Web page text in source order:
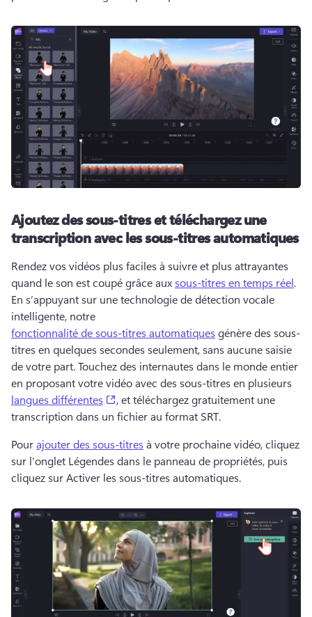
Ajoutez des sous-titres et téléchargez une
transcription avec les sous-titres automatiques
Rendez vos vidéos plus faciles à suivre et plus attrayantes
quand le son est coupé grâce aux sous-titres en temps réel
En s’appuyant sur une technologie de détection vocale
intelligente, notre
fonctionnalité de sous-titres automatiques génère des sous-
titres en quelques secondes seulement, sans aucune saisie
de votre part. Touchez des internautes dans le monde entier
en proposant votre vidéo avec des sous-titres en plusieurs
langues différentes
(opens in a new tab)
, et téléchargez gratuitement une
transcription dans un fichier au format SRT.
Pour ajouter des sous-titres à votre prochaine vidéo, cliquez
sur l’onglet Légendes dans le panneau de propriétés, puis
cliquez sur Activer les sous-titres automatiques.